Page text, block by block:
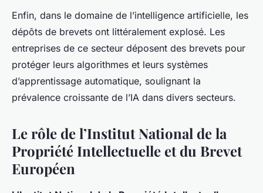
Enfin, dans le domaine de l’intelligence artificielle, les
dépôts de brevets ont littéralement explosé. Les
entreprises de ce secteur déposent des brevets pour
protéger leurs algorithmes et leurs systèmes
d’apprentissage automatique, soulignant la
prévalence croissante de l’IA dans divers secteurs.
Le rôle de l’Institut National de la
Propriété Intellectuelle et du Brevet
Européen